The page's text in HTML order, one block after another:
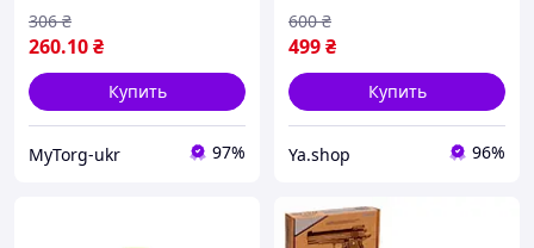
260.10₴
306 ₴
Купить
MyTorg-ukr 97%
499₴
600 ₴
Купить
Ya.shop 96%